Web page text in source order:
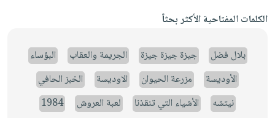
الكلمات المفتاحية الأكثر بحثاً
بلال فضل جيزة جيزة جيزة الجريمة والعقاب
البؤساء
الأوديسة
مزرعة الحيوان الاوديسة
الخبز الحافي
نيتشه
الأشياء التي تنقذنا لعبة العروش
1984